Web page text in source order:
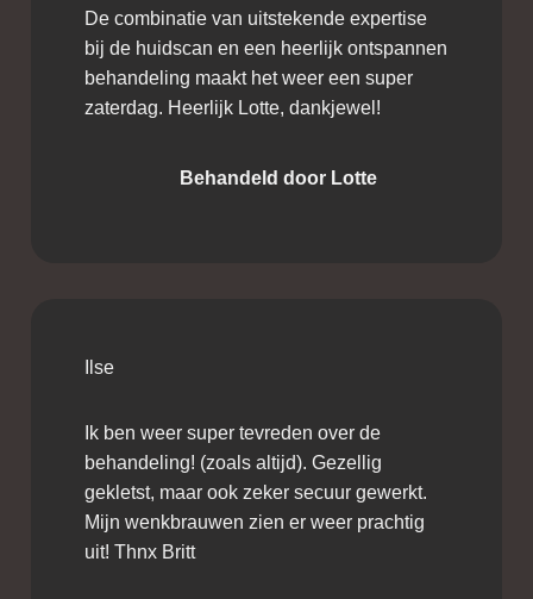
De combinatie van uitstekende expertise
bij de huidscan en een heerlijk ontspannen
behandeling maakt het weer een super
zaterdag. Heerlijk Lotte, dankjewel!
Behandeld door Lotte
Ilse
Ik ben weer super tevreden over de
behandeling! (zoals altijd). Gezellig
gekletst, maar ook zeker secuur gewerkt.
Mijn wenkbrauwen zien er weer prachtig
uit! Thnx Britt